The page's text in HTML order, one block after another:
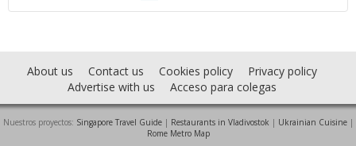
About us Contact us Cookies policy
Privacy policy
Advertise with us
Acceso para colegas
Nuestros proyectos: Singapore Travel Guide| Restaurants in Vladivostok | Ukrainian Cuisine|
Rome Metro Map